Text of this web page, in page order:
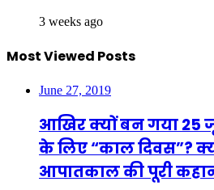
3 weeks ago
Most Viewed Posts
June 27, 2019
आखिर क्यों बन गया 25
के लिए “काल दिवस”?
आपातकाल की पूरी